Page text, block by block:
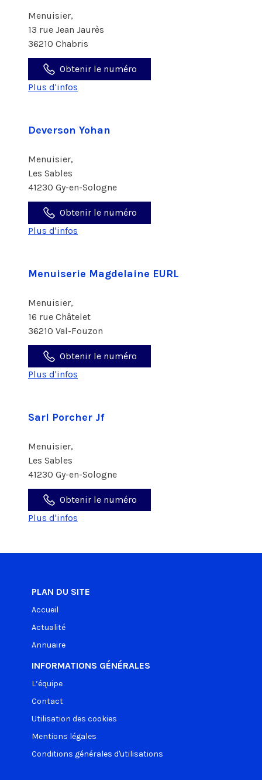
Menuisier,
13 rue Jean Jaurès
36210 Chabris
Obtenir le numéro
Plus d'infos
Deverson Yohan
Menuisier,
Les Sables
41230 Gy-en-Sologne
Obtenir le numéro
Plus d'infos
Menuiserie Magdelaine EURL
Menuisier,
16 rue Châtelet
36210 Val-Fouzon
Obtenir le numéro
Plus d'infos
Sarl Porcher Jf
Menuisier,
Les Sables
41230 Gy-en-Sologne
Obtenir le numéro
Plus d'infos
PLAN DU SITE
Accueil
Actualité
Annuaire
INFORMATIONS GÉNÉRALES
L’équipe
Contact
Utilisation des cookies
Mentions légales
Conditions générales d'utilisations